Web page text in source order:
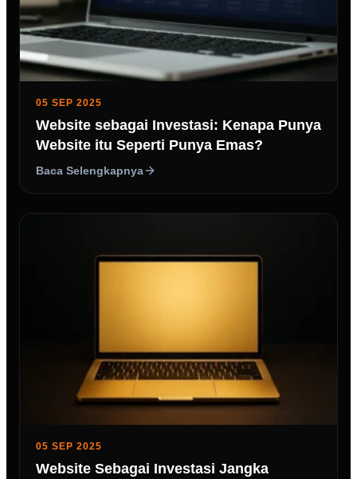
05 SEP 2025
Website sebagai Investasi: Kenapa Punya
Website itu Seperti Punya Emas?
Baca Selengkapnya
05 SEP 2025
Website Sebagai Investasi Jangka